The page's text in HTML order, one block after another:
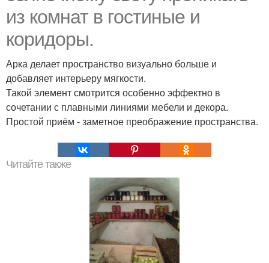
из комнат в гостиные и
коридоры.
Арка делает пространство визуально больше и
добавляет интерьеру мягкости.
Такой элемент смотрится особенно эффектно в
сочетании с плавными линиями мебели и декора.
Простой приём - заметное преображение пространства.
Читайте также